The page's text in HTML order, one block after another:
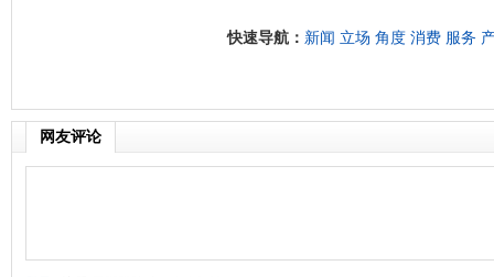
快速导航： 新闻 立场 角度 消费 服务
网友评论